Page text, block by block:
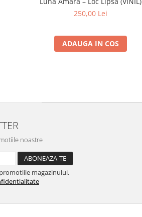
250,00 Lei
ADAUGA IN COS
noastre
magazinului.